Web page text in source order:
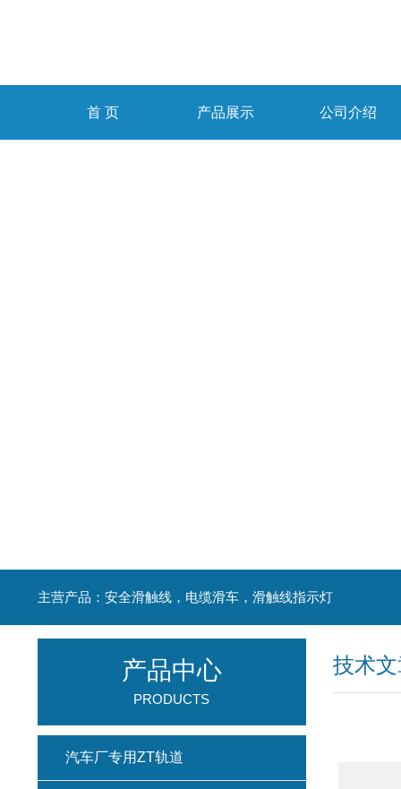
首 页 产品展示 公司介绍
主营产品：安全滑触线，电缆滑车，滑触线指示灯
技术
产品中心
PRODUCTS
汽车厂专用ZT轨道